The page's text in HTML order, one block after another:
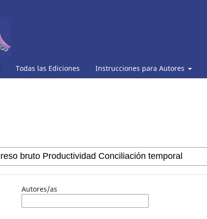
Todas las Ediciones Instrucciones para Autores
Autores/as